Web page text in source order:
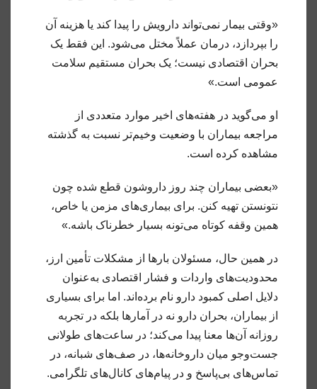
«وقتی بیمار نمی‌تواند دارویش را پیدا کند یا هزینه آن
را بپردازد، درمان عملاً مختل می‌شود. این فقط یک
بحران اقتصادی نیست؛ یک بحران مستقیم سلامت
عمومی است.»
او می‌گوید در هفته‌های اخیر موارد متعددی از
مراجعه بیماران با وضعیت وخیم‌تر نسبت به گذشته
مشاهده کرده است.
«بعضی بیماران چند روز داروشون قطع شده چون
نتونستن تهیه کنن. برای بیماری‌های مزمن یا خاص،
همین وقفه کوتاه می‌تونه بسیار خطرناک باشه.»
در همین حال، مسئولان بارها از مشکلات تأمین ارز،
محدودیت‌های واردات و فشار اقتصادی به‌عنوان
دلایل اصلی کمبود دارو نام برده‌اند. اما برای بسیاری
از بیماران، بحران دارو نه در آمارها بلکه در تجربه
روزانه آن‌ها معنا پیدا می‌کند؛ در ساعت‌های طولانی
جست‌وجو میان داروخانه‌ها، در صف‌های شبانه، در
تماس‌های بی‌پاسخ و در پیام‌های کانال‌های تلگرامی.